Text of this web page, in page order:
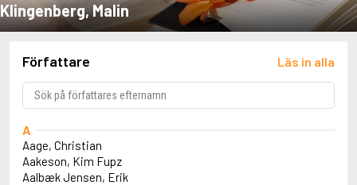
Klingenberg, Malin
Författare Läs in alla
A
Aage, Christian
Aakeson, Kim Fupz
Aalbæk Jensen, Erik